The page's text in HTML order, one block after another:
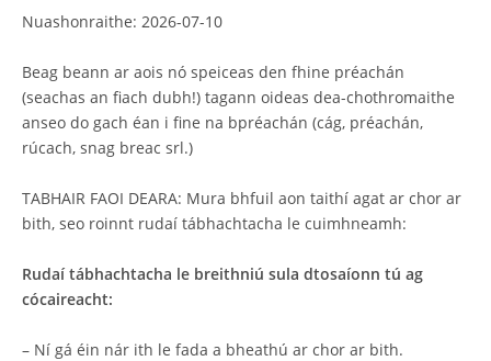
Nuashonraithe: 2026-07-10
Beag beann ar aois nó speiceas den fhine préachán
(seachas an fiach dubh!) tagann oideas dea-chothromaithe
anseo do gach éan i fine na bpréachán (cág, préachán,
rúcach, snag breac srl.)
TABHAIR FAOI DEARA: Mura bhfuil aon taithí agat ar chor ar
bith, seo roinnt rudaí tábhachtacha le cuimhneamh:
Rudaí tábhachtacha le breithniú sula dtosaíonn tú ag
cócaireacht:
– Ní gá éin nár ith le fada a bheathú ar chor ar bith.